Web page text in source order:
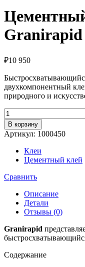
₽10 950
двухкомпонентный
природного и
Количество
товара
Цементный
клей
камня
Granirapid
серый
В корзину
Артикул: 1000450
Клеи
Цементный клей
Сравнить
Описание
Детали
Отзывы (0)
Granirapid
Содержание